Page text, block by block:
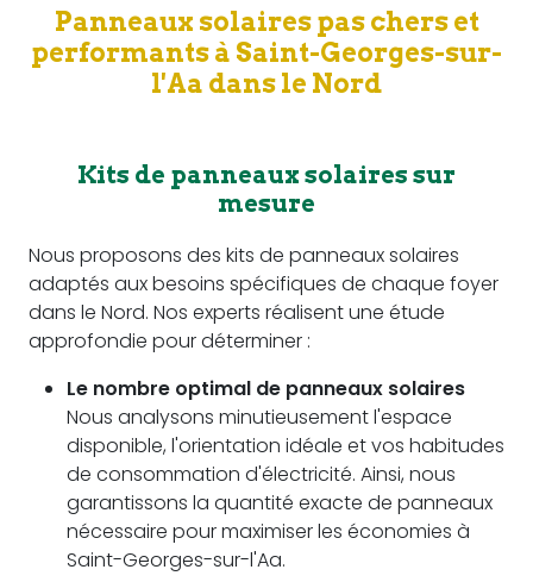
Panneaux solaires pas chers et
performants à Saint-Georges-sur-
l'Aa dans le Nord
Kits de panneaux solaires sur
mesure
Nous proposons des kits de panneaux solaires
adaptés aux besoins spécifiques de chaque foyer
dans le Nord. Nos experts réalisent une étude
approfondie pour déterminer :
Le nombre optimal de panneaux solaires
Nous analysons minutieusement l'espace
disponible, l'orientation idéale et vos habitudes
de consommation d'électricité. Ainsi, nous
garantissons la quantité exacte de panneaux
nécessaire pour maximiser les économies à
Saint-Georges-sur-l'Aa.